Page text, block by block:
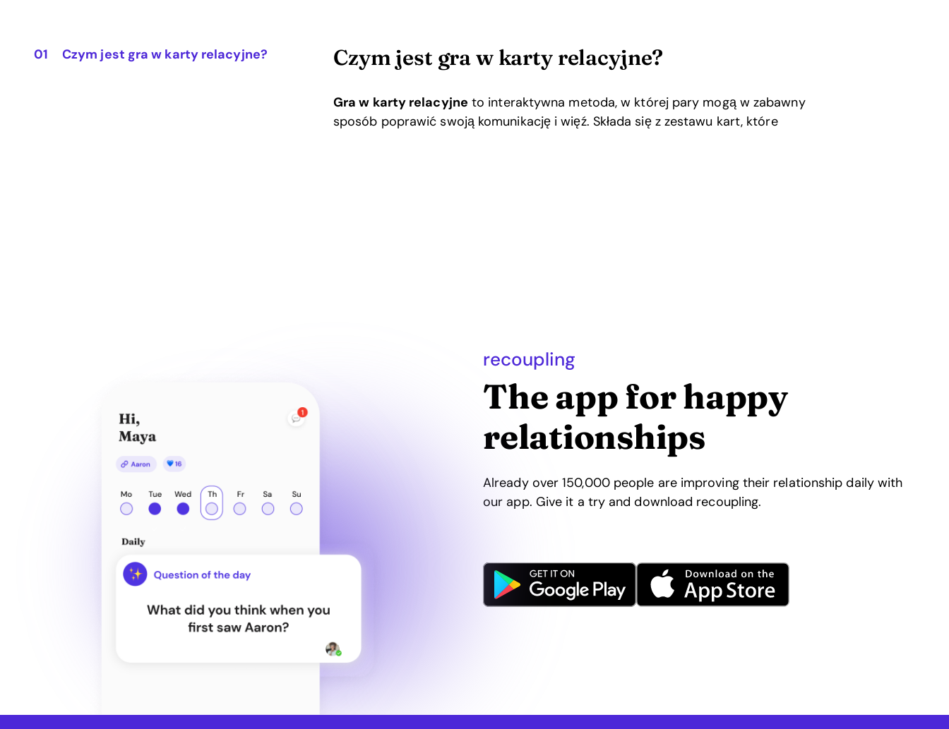
Czym jest gra w karty relacyjne? Czym jest gra w karty relacyjne?
Gra w karty relacyjne to interaktywna metoda, w której pary mogą w zabawny
sposób poprawić swoją komunikację i więź. Składa się z zestawu kart, które
recoupling
The app for happy
relationships
Already over 150,000 people are improving their relationship daily with
our app. Give it a try and download recoupling.